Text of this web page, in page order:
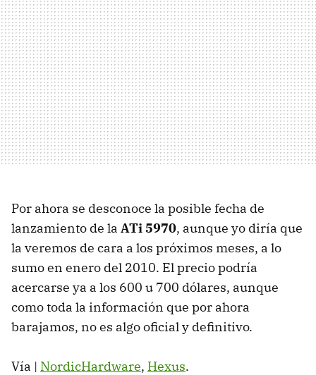
Por ahora se desconoce la posible fecha de
lanzamiento de la ATi 5970, aunque yo diría que
la veremos de cara a los próximos meses, a lo
sumo en enero del 2010. El precio podría
acercarse ya a los 600 u 700 dólares, aunque
como toda la información que por ahora
barajamos, no es algo oficial y definitivo.
Vía | NordicHardware, Hexus.